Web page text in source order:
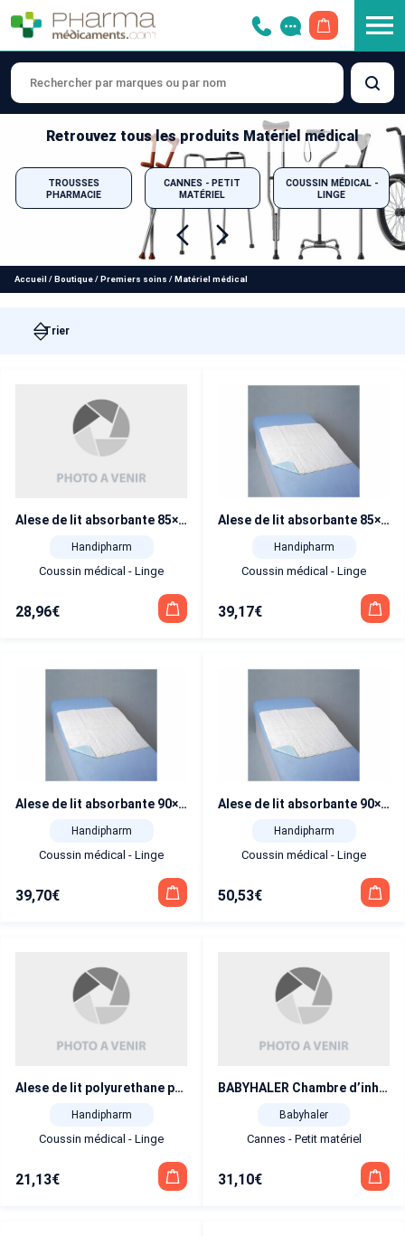
Retrouvez tous les produits Matériel médical
TROUSSES
PHARMACIE
CANNES - PETIT
MATÉRIEL
COUSSIN MÉDICAL -
LINGE
Accueil / Boutique/ Premiers soins / Matériel médical
Alese de lit absorbante 85×90
Handipharm
Coussin médical - Linge
28,96€
Alese de lit absorbante 85×90 avec rabat
Handipharm
Coussin médical - Linge
39,17€
Alese de lit absorbante 90×120
Handipharm
Coussin médical - Linge
39,70€
Alese de lit absorbante 90×120 avec rabat
Handipharm
Coussin médical - Linge
50,53€
Alese de lit polyurethane polyfilm 90×200
Handipharm
Coussin médical - Linge
21,13€
BABYHALER Chambre d’inhalation nourrisson et enfant
Babyhaler
Cannes - Petit matériel
31,10€